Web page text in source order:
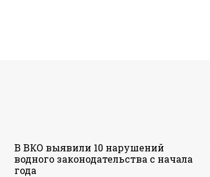
В ВКО выявили 10 нарушений
водного законодательства с начала
года